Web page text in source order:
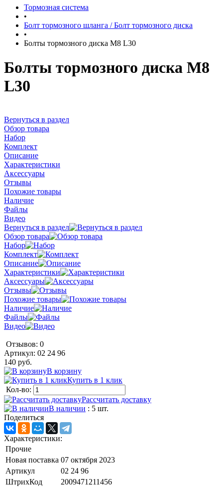
Тормозная система
•
Болт тормозного шланга / Болт тормозного диска
•
Болты тормозного диска M8 L30
Болты тормозного диска M8
L30
Вернуться в раздел
Обзор товара
Набор
Комплект
Описание
Характеристики
Аксессуары
Отзывы
Похожие товары
Наличие
Файлы
Видео
Вернуться в раздел
Обзор товара
Набор
Комплект
Описание
Характеристики
Аксессуары
Отзывы
Похожие товары
Наличие
Файлы
Видео
Отзывов: 0
Артикул: 02 24 96
140 руб.
В корзину
Купить в 1 клик
Кол-во:
Рассчитать доставку
В наличии : 5 шт.
Поделиться
Характеристики:
Прочие
Новая поставка 07 октября 2023
Артикул
02 24 96
ШтрихКод
2009471211456